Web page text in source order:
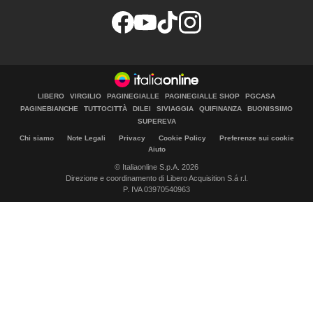
LIBERO VIRGILIO PAGINEGIALLE PAGINEGIALLE SHOP
PGCASA
PAGINEBIANCHE
TUTTOCITTÀ DILEI SIVIAGGIA QUIFINANZA
BUONISSIMO
SUPEREVA
Chi siamo Note Legali Privacy Cookie Policy
Preferenze sui cookie
Aiuto
© Italiaonline S.p.A. 2026
Direzione e coordinamento di Libero Acquisition S.á r.l.
P. IVA 03970540963